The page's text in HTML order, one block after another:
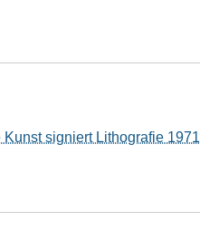
signiert Lithografie 1971